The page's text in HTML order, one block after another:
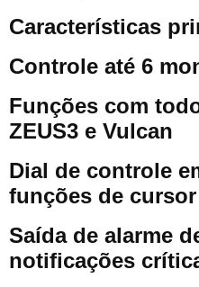
Características
Controle até 6
Funções com
ZEUS3 e Vulcan
Dial de controle
funções de
Saída de alarme
notificações